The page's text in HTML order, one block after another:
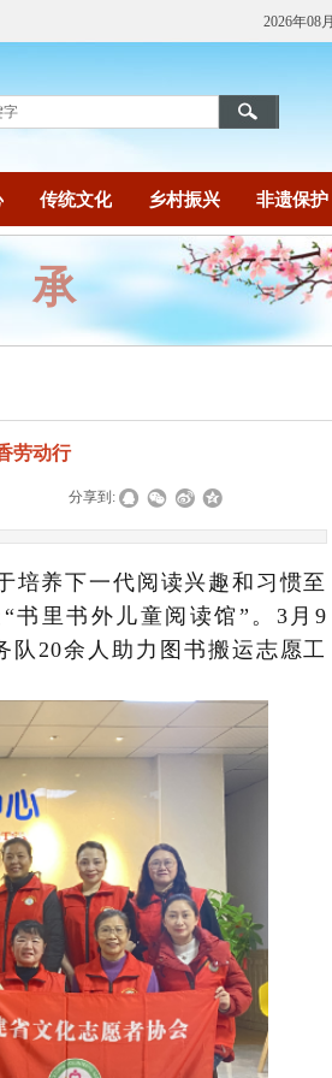
2026年08
传统文化 乡村振兴 非遗保护
承
劳动行
分享到:
培养下一代阅读兴趣和习惯至
书里书外儿童阅读馆”。3月9
队20余人助力图书搬运志愿工